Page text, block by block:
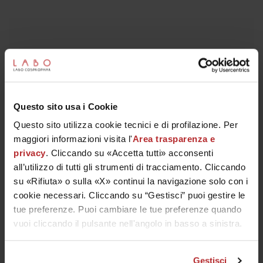
Questo sito usa i Cookie
Questo sito utilizza cookie tecnici e di profilazione. Per
maggiori informazioni visita l'Area trasparenza e
privacy. Cliccando su «Accetta tutti» acconsenti
all’utilizzo di tutti gli strumenti di tracciamento. Cliccando
su «Rifiuta» o sulla «X» continui la navigazione solo con i
cookie necessari. Cliccando su “Gestisci” puoi gestire le
tue preferenze. Puoi cambiare le tue preferenze quando
vuoi cliccando il pulsante nell'angolo in basso a sinistra.
Gestisci
Looks like you're in United States!
You want to visit the Labo Suisse
International Website?
CONFIRM
No, continue with Italian Website
ISCRIVITI ALLA NEWSLETTER
IL TUO SCONTO DI BENVENUTO
Iscriviti alla newsletter e ricevi ilpromocode -15%da usare